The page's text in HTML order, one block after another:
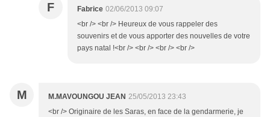
F Fabrice 02/06/2013 09:07
<br /> <br /> Heureux de vous rappeler des
souvenirs et de vous apporter des nouvelles de votre
pays natal !<br /> <br /> <br /> <br />
M M.MAVOUNGOU JEAN 25/05/2013 23:43
<br /> Originaire de les Saras, en face de la gendarmerie, je